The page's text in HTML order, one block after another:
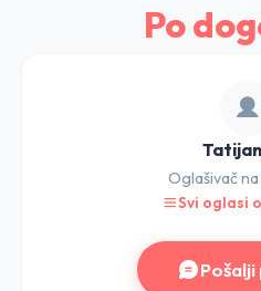
Po
Oglašivač
Svi oglasi